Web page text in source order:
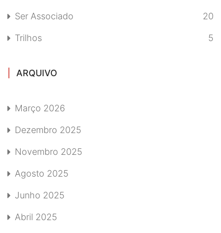
Ser Associado 20
Trilhos 5
ARQUIVO
Março 2026
Dezembro 2025
Novembro 2025
Agosto 2025
Junho 2025
Abril 2025